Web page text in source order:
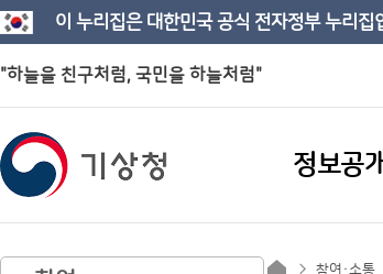
이 누리집은 대한민국 공식 전자정부 누리집
"하늘을 친구처럼, 국민을 하늘처럼"
정보공개
참여·소통